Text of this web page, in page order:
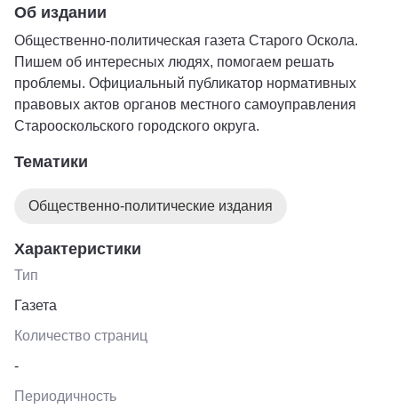
Об издании
Общественно-политическая газета Старого Оскола.
Пишем об интересных людях, помогаем решать
проблемы. Официальный публикатор нормативных
правовых актов органов местного самоуправления
Старооскольского городского округа.
Тематики
Общественно-политические издания
Характеристики
Тип
Газета
Количество страниц
-
Периодичность